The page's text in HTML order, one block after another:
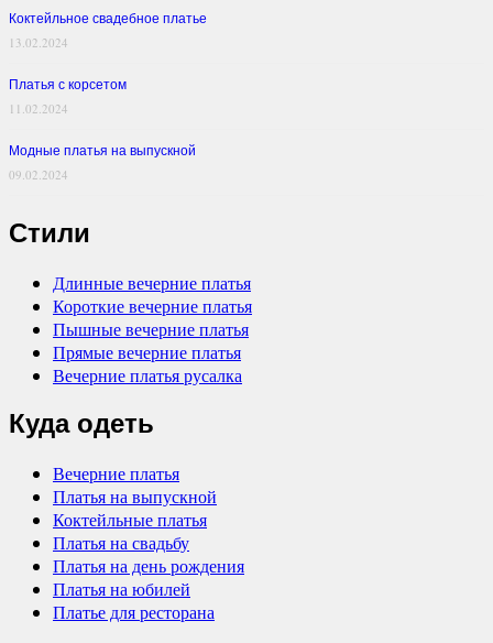
Коктейльное свадебное платье
13.02.2024
Платья с корсетом
11.02.2024
Модные платья на выпускной
09.02.2024
Стили
Длинные вечерние платья
Короткие вечерние платья
Пышные вечерние платья
Прямые вечерние платья
Вечерние платья русалка
Куда одеть
Вечерние платья
Платья на выпускной
Коктейльные платья
Платья на свадьбу
Платья на день рождения
Платья на юбилей
Платье для ресторана